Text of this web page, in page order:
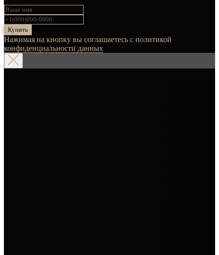
Купить
Нажимая на кнопку вы соглашаетесь с политикой
конфиденциальности данных